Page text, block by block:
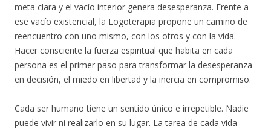
meta clara y el vacío interior genera desesperanza. Frente a
ese vacío existencial, la Logoterapia propone un camino de
reencuentro con uno mismo, con los otros y con la vida.
Hacer consciente la fuerza espiritual que habita en cada
persona es el primer paso para transformar la desesperanza
en decisión, el miedo en libertad y la inercia en compromiso.
Cada ser humano tiene un sentido único e irrepetible. Nadie
puede vivir ni realizarlo en su lugar. La tarea de cada vida